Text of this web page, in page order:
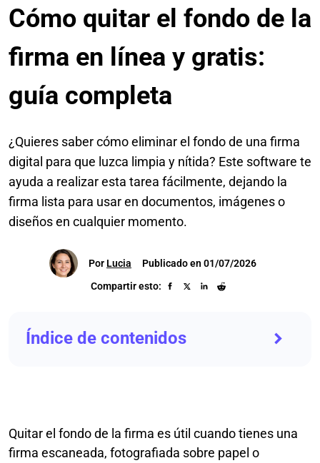
Cómo quitar el fondo de la
firma en línea y gratis:
guía completa
¿Quieres saber cómo eliminar el fondo de una firma
digital para que luzca limpia y nítida? Este software te
ayuda a realizar esta tarea fácilmente, dejando la
firma lista para usar en documentos, imágenes o
diseños en cualquier momento.
Por Lucia
Publicado en 01/07/2026
Compartir esto:
Índice de contenidos
Quitar el fondo de la firma es útil cuando tienes una
firma escaneada, fotografiada sobre papel o